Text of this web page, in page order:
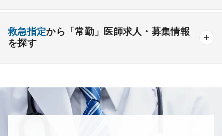
心療内科 泌尿器科 眼科 耳鼻咽喉科
皮膚科
放射線科 救命救急科 病理科 その他
後期研修可能 週4日の勤務可能
オンコールなしの勤務可能 セカンドキャリア歓迎
検査
救急指定から「常勤」医師求人・募集情報
を探す